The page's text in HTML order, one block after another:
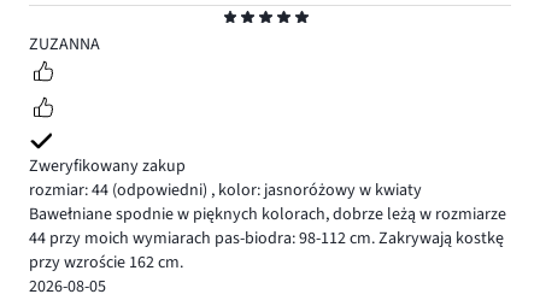
5
ZUZANNA
Zweryfikowany zakup
rozmiar: 44 (odpowiedni) , kolor: jasnoróżowy w kwiaty
Bawełniane spodnie w pięknych kolorach, dobrze leżą w rozmiarze
44 przy moich wymiarach pas-biodra: 98-112 cm. Zakrywają kostkę
przy wzroście 162 cm.
2026-08-05